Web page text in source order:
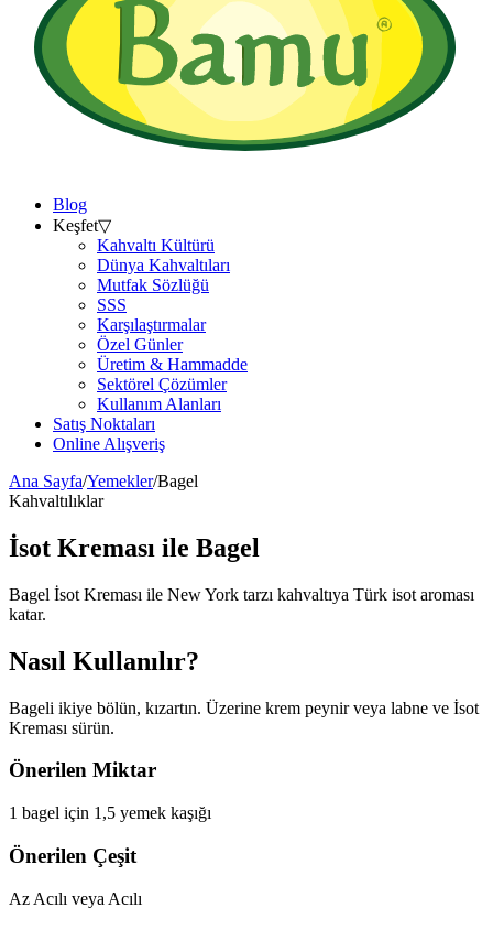
Blog
Keşfet▽
Kahvaltı Kültürü
Dünya Kahvaltıları
Mutfak Sözlüğü
SSS
Karşılaştırmalar
Özel Günler
Üretim & Hammadde
Sektörel Çözümler
Kullanım Alanları
Satış Noktaları
Online Alışveriş
Ana Sayfa/Yemekler/Bagel
Kahvaltılıklar
İsot Kreması ile Bagel
Bagel İsot Kreması ile New York tarzı kahvaltıya Türk isot aroması
katar.
Nasıl Kullanılır?
Bageli ikiye bölün, kızartın. Üzerine krem peynir veya labne ve İsot
Kreması sürün.
Önerilen Miktar
1 bagel için 1,5 yemek kaşığı
Önerilen Çeşit
Az Acılı veya Acılı